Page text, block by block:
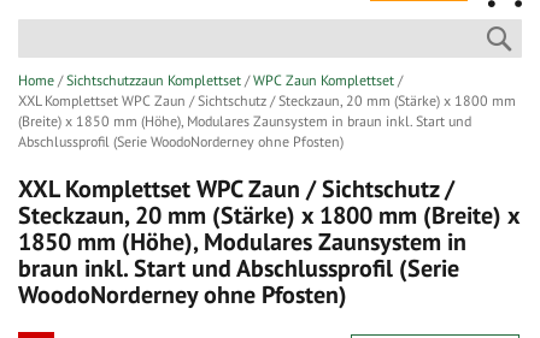
Home Sichtschutzzaun Komplettset
WPC Zaun Komplettset
XXL Komplettset WPC Zaun / Sichtschutz / Steckzaun, 20 mm (Stärke) x 1800 mm
(Breite) x 1850 mm (Höhe), Modulares Zaunsystem in braun inkl. Start und
Abschlussprofil (Serie WoodoNorderney ohne Pfosten)
XXL Komplettset WPC Zaun / Sichtschutz /
Steckzaun, 20 mm (Stärke) x 1800 mm (Breite) x
1850 mm (Höhe), Modulares Zaunsystem in
braun inkl. Start und Abschlussprofil (Serie
WoodoNorderney ohne Pfosten)